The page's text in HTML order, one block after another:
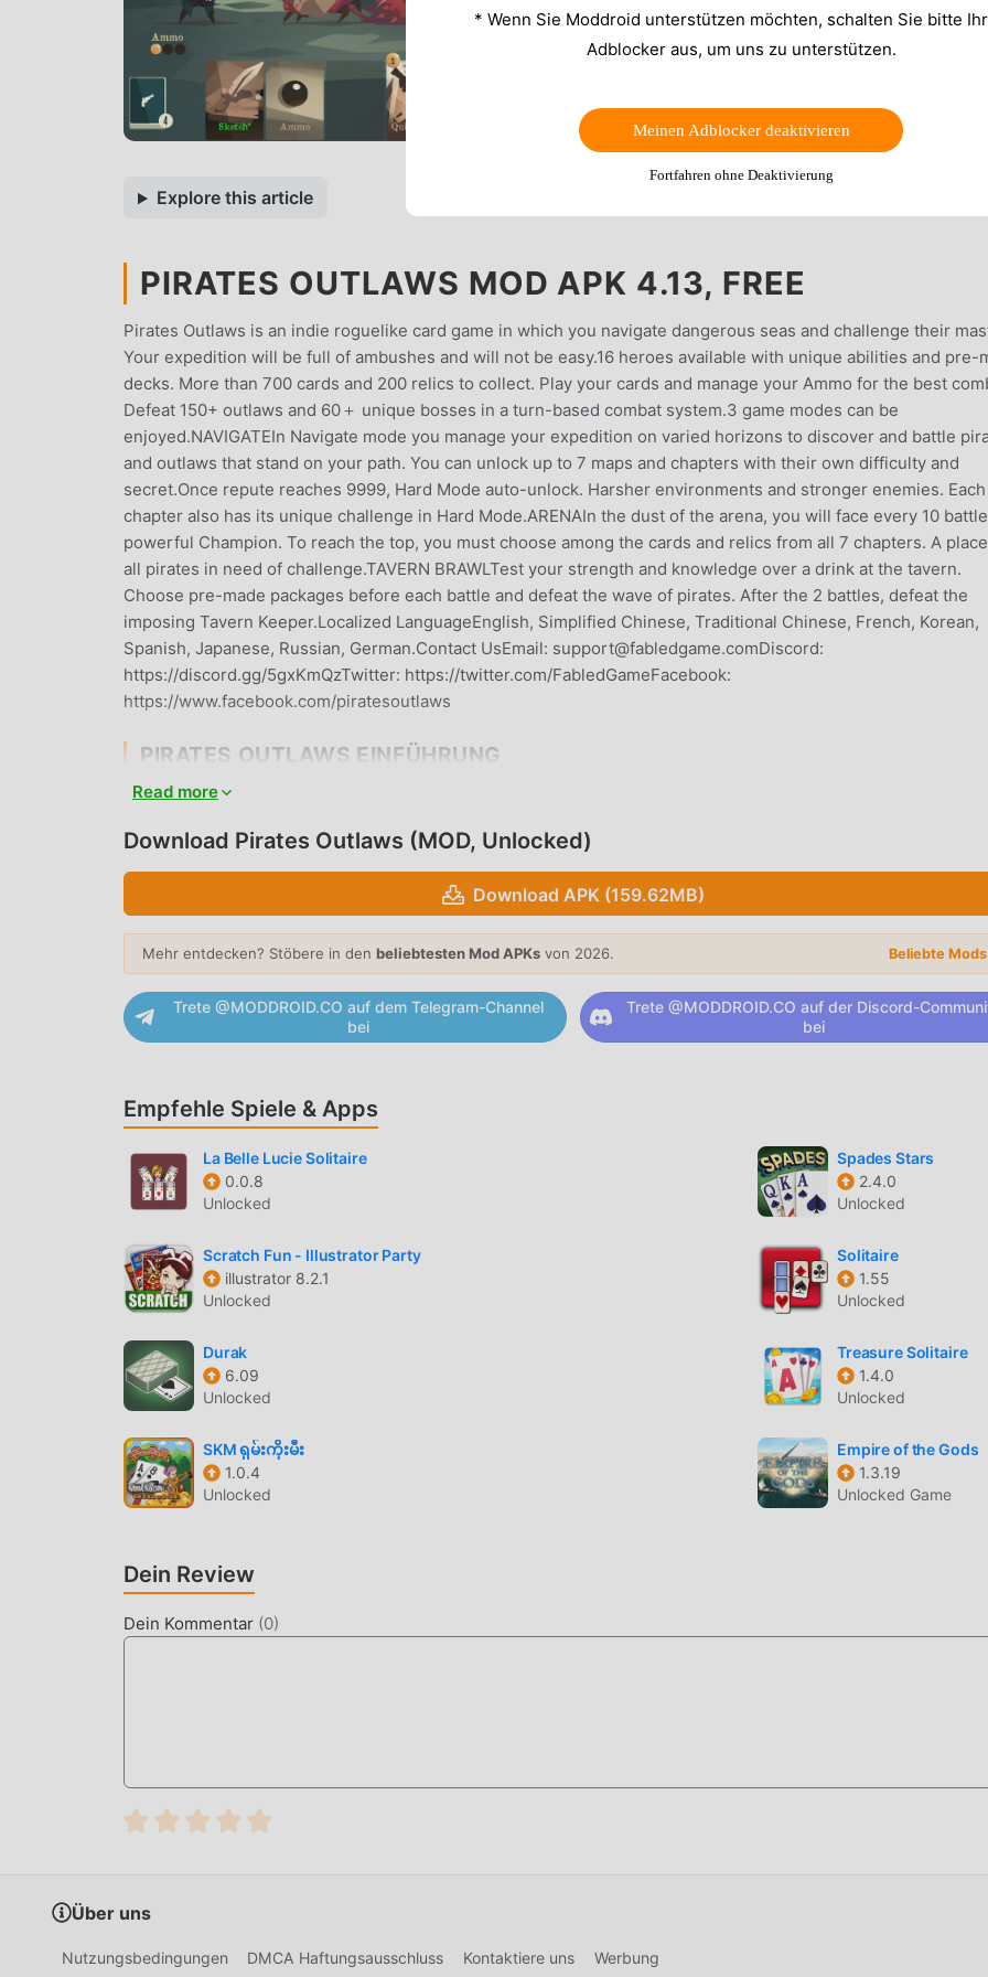
Explore this article
PIRATES OUTLAWS MOD APK 4.13, FREE
Pirates Outlaws is an indie roguelike card game in which you navigate dangerous seas and challenge their
Your expedition will be full of ambushes and will not be easy.16 heroes available with unique abilities and pre-
decks. More than 700 cards and 200 relics to collect. Play your cards and manage your Ammo for the best
Defeat 150+ outlaws and 60＋ unique bosses in a turn-based combat system.3 game modes can be
enjoyed.NAVIGATEIn Navigate mode you manage your expedition on varied horizons to discover and battle
and outlaws that stand on your path. You can unlock up to 7 maps and chapters with their own difficulty and
secret.Once repute reaches 9999, Hard Mode auto-unlock. Harsher environments and stronger enemies. Each
chapter also has its unique challenge in Hard Mode.ARENAIn the dust of the arena, you will face every 10
powerful Champion. To reach the top, you must choose among the cards and relics from all 7 chapters. A
all pirates in need of challenge.TAVERN BRAWLTest your strength and knowledge over a drink at the tavern.
Choose pre-made packages before each battle and defeat the wave of pirates. After the 2 battles, defeat the
imposing Tavern Keeper.Localized LanguageEnglish, Simplified Chinese, Traditional Chinese, French, Korean,
Spanish, Japanese, Russian, German.Contact UsEmail: support@fabledgame.comDiscord:
https://discord.gg/5gxKmQzTwitter: https://twitter.com/FabledGameFacebook:
https://www.facebook.com/piratesoutlaws
PIRATES OUTLAWS EINFÜHRUNG
Pirates Outlaws Als ein sehr beliebtes card-Spiel hat es in letzter Zeit viele Fans auf der ganzen Welt
herunterladen möchten, ist Moddroid Ihre beste Wahl. moddroid stellt Ihnen nicht nur die neueste Version von
Pirates Outlaws 4.13 kostenlos zur Verfügung, sondern stellt auch Free mod kostenlos zur Verfügung, was
hilft, sich wiederholende mechanische Aufgaben im Spiel zu sparen, damit Sie sich konzentrieren können
den Spielern keine Gebühren in Rechnung stellt und 100 % sicher, verfügbar und kostenlos zu installieren ist.
Laden Sie einfach den Moddroid-Client herunter, Sie können Pirates Outlaws 4.13 mit einem Klick
und installieren. Worauf wartest du, lade Moddroid herunter und spiele!
Pirates Outlaws Als beliebtes card-Spiel hat ihm sein einzigartiges Gameplay geholfen, eine große Anzahl von
Fans auf der ganzen Welt zu gewinnen. Im Gegensatz zu herkömmlichen card-Spielen müssen Sie in Pirates
Outlaws nur das Anfänger-Tutorial durchgehen, sodass Sie ganz einfach mit dem gesamten Spiel beginnen und
Freude genießen können, die die klassischen card-Spiele bringen Pirates Outlaws 4.13. Gleichzeitig hat
speziell eine Plattform für card-Spieleliebhaber aufgebaut, die es Ihnen ermöglicht, mit allen card-
anzuschließen und das zu genießen card Spiel mit allen globalen Partnern kommen glücklich
SCHÖNER BILDSCHIRM
Wie traditionelle card-Spiele hat Pirates Outlaws einen einzigartigen Kunststil, und seine hochwertigen
Karten und Charaktere machen Pirates Outlaws dazu, viele card-Fans anzuziehen und zu vergleichen Im
zu herkömmlichen card-Spielen hat Pirates Outlaws 4.13 eine aktualisierte virtuelle Engine eingeführt und
Upgrades vorgenommen. Mit fortschrittlicherer Technologie wurde das Bildschirmerlebnis des Spiels erheblich
verbessert. Während der ursprüngliche Stil von card beibehalten wird, verbessert das Maximum das
Erlebnis des Benutzers, und es gibt viele verschiedene Arten von APK-Mobiltelefonen mit hervorragender
Anpassungsfähigkeit, die sicherstellen, dass alle Liebhaber von card-Spielen das Glück voll genießen können
EINZIGARTIGER MOD
Das traditionelle card-Spiel erfordert, dass Benutzer viel Zeit damit verbringen, ihren Reichtum/ihre
JETZT DOWNLOADEN
und es warten weitere kostenlose beliebte Mod-Spiele auf Sie play, worauf warten Sie noch, laden Sie es jetzt
Read more
Download Pirates Outlaws (MOD, Unlocked)
Download APK (159.62MB)
Mehr entdecken? Stöbere in den beliebtesten Mod APKs von 2026. Beliebte
Trete @MODDROID.CO auf dem Telegram-Channel
bei
Trete @MODDROID.CO auf der Discord-
bei
Empfehle Spiele & Apps
La Belle Lucie Solitaire
0.0.8
Unlocked
Spades Stars
2.4.0
Unlocked
Scratch Fun - Illustrator Party
illustrator 8.2.1
Unlocked
Solitaire
1.55
Unlocked
Durak
6.09
Unlocked
Treasure Solitaire
1.4.0
Unlocked
SKM ရှမ်းကိုးမီး
1.0.4
Unlocked
Empire of the Gods
1.3.19
Unlocked Game
Dein Review
Dein Kommentar (0)
Über uns
Nutzungsbedingungen DMCA Haftungsausschluss Kontaktiere uns Werbung
* Wenn Sie Moddroid unterstützen möchten, schalten Sie bitte
Adblocker aus, um uns zu unterstützen.
Meinen Adblocker deaktivieren
Fortfahren ohne Deaktivierung